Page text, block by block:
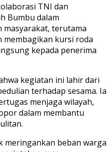
TNI dan
Bumbu dalam
terutama
membagikan kursi roda
kepada penerima
kegiatan ini lahir dari
terhadap sesama. Ia
menjaga wilayah,
dalam membantu
meringankan beban warga